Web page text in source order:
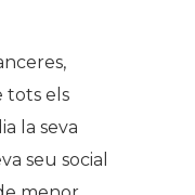
tots els
la seva
seu social